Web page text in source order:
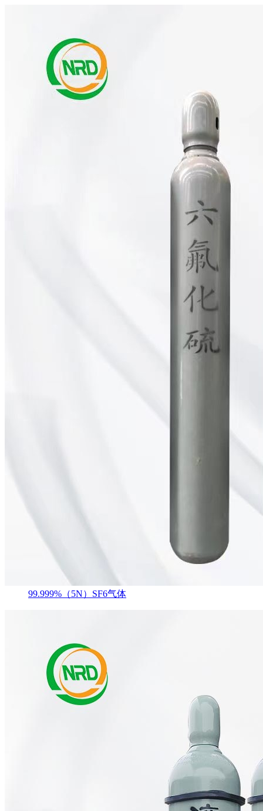
99.999%（5N）SF6气体